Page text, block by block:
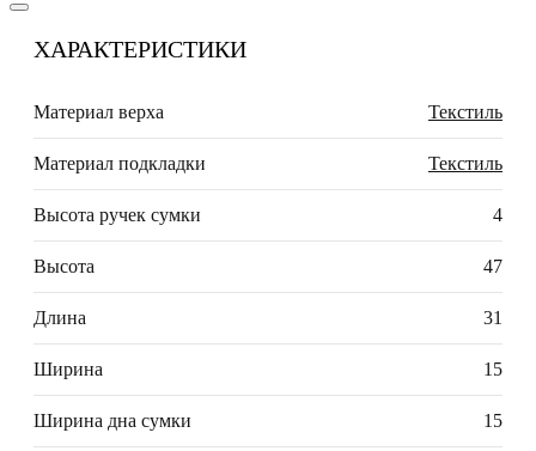
ХАРАКТЕРИСТИКИ
Материал верха Текстиль
Материал подкладки Текстиль
Высота ручек сумки 4
Высота 47
Длина 31
Ширина 15
Ширина дна сумки 15